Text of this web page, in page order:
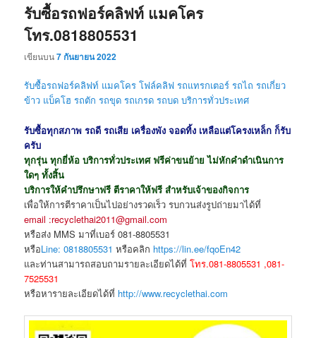
รับซื้อรถฟอร์คลิฟท์ แมคโคร
โทร.0818805531
เขียนบน7 กันยายน 2022
รับซื้อรถฟอร์คลิฟท์ แมคโคร โฟล์คลิฟ รถแทรกเตอร์ รถไถ รถเกี่ยว
ข้าว แบ็คโฮ รถตัก รถขุด รถเกรด รถบด บริการทั่วประเทศ
รับซื้อทุกสภาพ รถดี รถเสีย เครื่องพัง จอดทิ้ง เหลือแต่โครงเหล็ก ก็รับ
ครับ
ทุกรุ่น ทุกยี่ห้อ บริการทั่วประเทศ ฟรีค่าขนย้าย ไม่หักคำดำเนินการ
ใดๆ ทั้งสิ้น
บริการให้คำปรึกษาฟรี ตีราคาให้ฟรี สำหรับเจ้าของกิจการ
เพื่อให้การตีราคาเป็นไปอย่างรวดเร็ว รบกวนส่งรูปถ่ายมาได้ที่
email :recyclethai2011@gmail.com
หรือส่ง MMS มาที่เบอร์ 081-8805531
หรือLine: 0818805531 หรือคลิก https://lin.ee/fqoEn42
และท่านสามารถสอบถามรายละเอียดได้ที่โทร.081-8805531 ,081-
7525531
หรือหารายละเอียดได้ที่ http://www.recyclethai.com